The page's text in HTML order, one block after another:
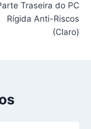
Traseira do PC
Rígida Anti-Riscos
(Claro)